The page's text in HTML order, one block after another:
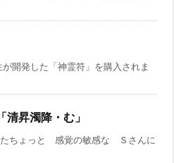
開発した「神霊符」を購入されま
昇濁降・む」
たちょっと 感覚の敏感な Ｓさんに